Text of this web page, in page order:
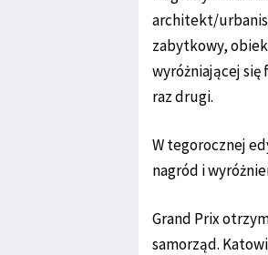
architekt/
zabytkowy,
wyróżniającej
raz drugi.
W tegorocznej
nagród i
Grand Prix
samorząd.